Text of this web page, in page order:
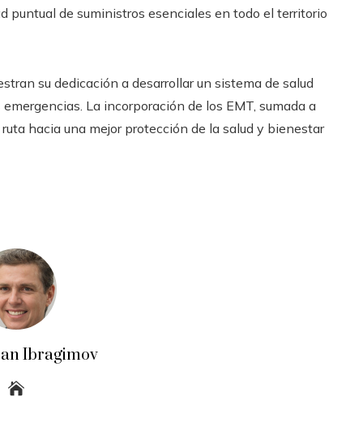
puntual de suministros esenciales en todo el territorio
su dedicación a desarrollar un sistema de salud
La incorporación de los EMT, sumada a
hacia una mejor protección de la salud y bienestar
Ibragimov